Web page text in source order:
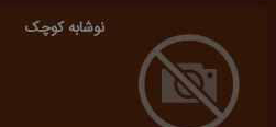
نوشابه کوچک